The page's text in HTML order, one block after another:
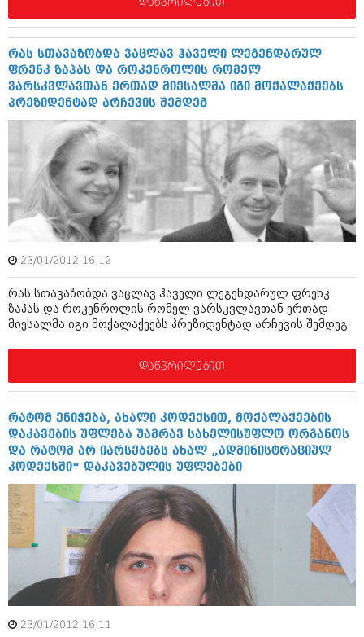
დეკემბერი 2015 (207)
ოქტომბერი 2015 (204)
სექტემბერი 2015 (215)
აგვისტო 2015 (286)
ივლისი 2015 (173)
ივნისი 2015 (261)
მაისი 2015 (194)
აპრილი 2015 (208)
მარტი 2015 (365)
თებერვალი 2015 (286)
იანვარი 2015 (247)
დეკემბერი 2014 (342)
ნოემბერი 2014 (290)
ოქტომბერი 2014 (292)
აგვისტო 2014 (248)
ივლისი 2014 (313)
ივნისი 2014 (366)
აპრილი 2014 (290)
მარტი 2014 (413)
თებერვალი 2014 (318)
იანვარი 2014 (297)
დეკემბერი 2013 (365)
ნოემბერი 2013 (279)
ოქტომბერი 2013 (256)
სექტემბერი 2013 (368)
აგვისტო 2013 (89)
ივლისი 2013 (182)
ივნისი 2013 (212)
მაისი 2013 (259)
აპრილი 2013 (304)
მარტი 2013 (352)
თებერვალი 2013 (204)
იანვარი 2013 (334)
ნოემბერი 2012 (295)
რას სთავაზობდა ვაცლავ ჰაველი ლეგენდარულ
ფრენკ ზაპას და როკენროლის რომელ
ვარსკვლავთან ერთად მიესალმა იგი მოქალაქეებს
პრეზიდენტად არჩევის შემდეგ
23/01/2012 16:12
რას სთავაზობდა ვაცლავ ჰაველი ლეგენდარულ ფრენკ
ზაპას და როკენროლის რომელ ვარსკვლავთან ერთად
მიესალმა იგი მოქალაქეებს პრეზიდენტად არჩევის შემდეგ
დაწვრილებით
რატომ ენიჭება, ახალი კოდექსით, მოქალაქეების
დაკავების უფლება უამრავ სახელისუფლო ორგანოს
და რატომ არ იარსებებს ახალ „ადმინისტრაციულ
კოდექსში“ დაკავებულის უფლებები
23/01/2012 16:11